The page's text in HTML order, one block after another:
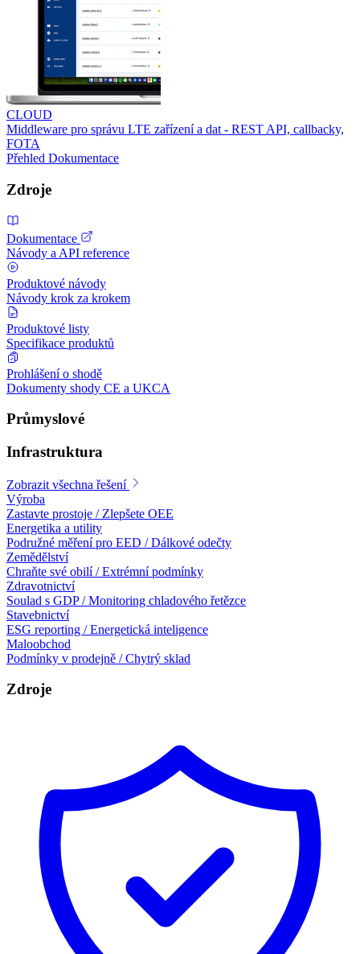
CLOUD
Middleware pro správu LTE zařízení a dat - REST API, callbacky,
FOTA
Přehled Dokumentace
Zdroje
Dokumentace
Návody a API reference
Produktové návody
Návody krok za krokem
Produktové listy
Specifikace produktů
Prohlášení o shodě
Dokumenty shody CE a UKCA
Průmyslové
Infrastruktura
Zobrazit všechna řešení
Výroba
Zastavte prostoje / Zlepšete OEE
Energetika a utility
Podružné měření pro EED / Dálkové odečty
Zemědělství
Chraňte své obilí / Extrémní podmínky
Zdravotnictví
Soulad s GDP / Monitoring chladového řetězce
Stavebnictví
ESG reporting / Energetická inteligence
Maloobchod
Podmínky v prodejně / Chytrý sklad
Zdroje